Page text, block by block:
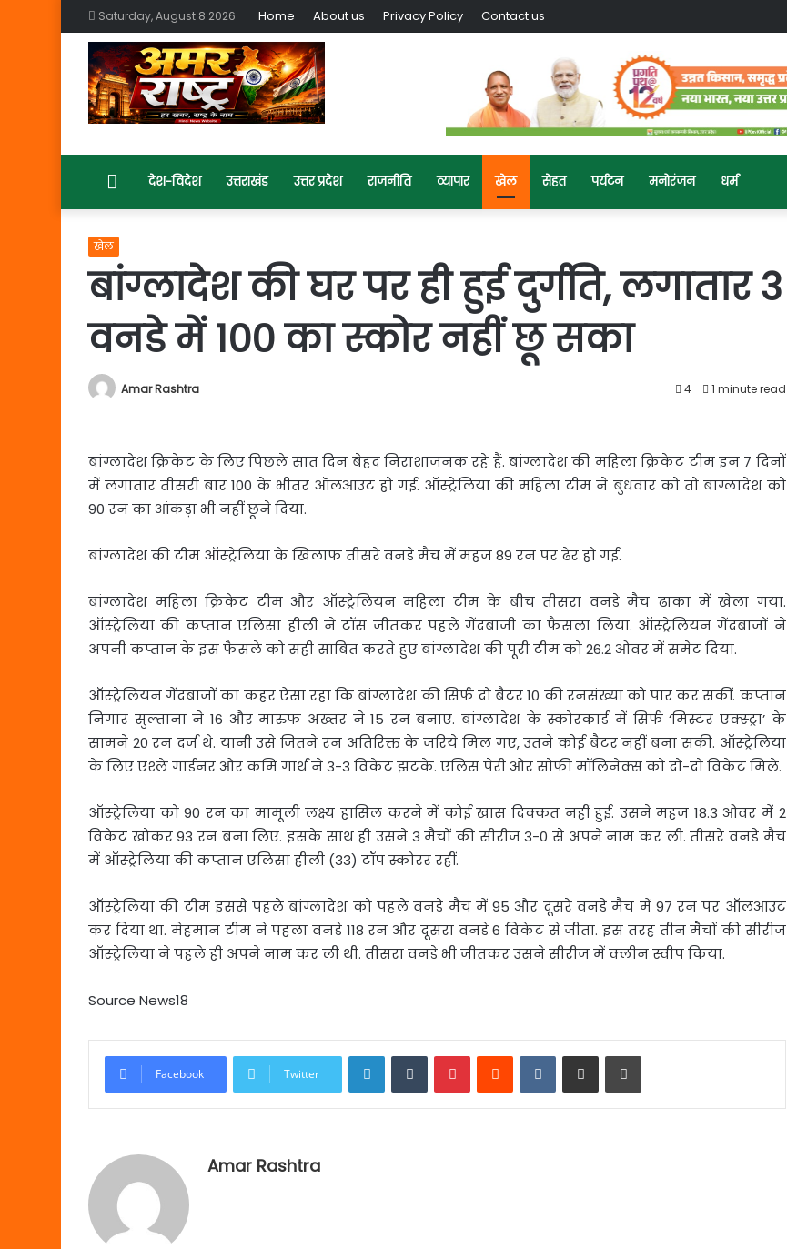
Saturday, August 8 2026 Home About us Privacy Policy Contact us
Homeदेश-विदेश उत्तराखंड उत्तर प्रदेश राजनीति व्यापार खेल सेहत पर्यटन मनोरंजन धर्म
खेल
बांग्लादेश की घर पर ही हुई दुर्गति, लगातार 3
वनडे में 100 का स्कोर नहीं छू सका
Amar Rashtra 4 1 minute read
बांग्लादेश क्रिकेट के लिए पिछले सात दिन बेहद निराशाजनक रहे हैं. बांग्लादेश की महिला क्रिकेट टीम इन 7 दिनों
में लगातार तीसरी बार 100 के भीतर ऑलआउट हो गई. ऑस्ट्रेलिया की महिला टीम ने बुधवार को तो बांग्लादेश को
90 रन का आंकड़ा भी नहीं छूने दिया.
बांग्लादेश की टीम ऑस्ट्रेलिया के खिलाफ तीसरे वनडे मैच में महज 89 रन पर ढेर हो गई.
बांग्लादेश महिला क्रिकेट टीम और ऑस्ट्रेलियन महिला टीम के बीच तीसरा वनडे मैच ढाका में खेला गया.
ऑस्ट्रेलिया की कप्तान एलिसा हीली ने टॉस जीतकर पहले गेंदबाजी का फैसला लिया. ऑस्ट्रेलियन गेंदबाजों ने
अपनी कप्तान के इस फैसले को सही साबित करते हुए बांग्लादेश की पूरी टीम को 26.2 ओवर में समेट दिया.
ऑस्ट्रेलियन गेंदबाजों का कहर ऐसा रहा कि बांग्लादेश की सिर्फ दो बैटर 10 की रनसंख्या को पार कर सकीं. कप्तान
निगार सुल्ताना ने 16 और मारुफ अख्तर ने 15 रन बनाए. बांग्लादेश के स्कोरकार्ड में सिर्फ ‘मिस्टर एक्स्ट्रा’ के
सामने 20 रन दर्ज थे. यानी उसे जितने रन अतिरिक्त के जरिये मिल गए, उतने कोई बैटर नहीं बना सकी. ऑस्ट्रेलिया
के लिए एश्ले गार्डनर और कमि गार्थ ने 3-3 विकेट झटके. एलिस पेरी और सोफी मॉलिनेक्स को दो-दो विकेट मिले.
ऑस्ट्रेलिया को 90 रन का मामूली लक्ष्य हासिल करने में कोई खास दिक्कत नहीं हुई. उसने महज 18.3 ओवर में 2
विकेट खोकर 93 रन बना लिए. इसके साथ ही उसने 3 मैचों की सीरीज 3-0 से अपने नाम कर ली. तीसरे वनडे मैच
में ऑस्ट्रेलिया की कप्तान एलिसा हीली (33) टॉप स्कोरर रहीं.
ऑस्ट्रेलिया की टीम इससे पहले बांग्लादेश को पहले वनडे मैच में 95 और दूसरे वनडे मैच में 97 रन पर ऑलआउट
कर दिया था. मेहमान टीम ने पहला वनडे 118 रन और दूसरा वनडे 6 विकेट से जीता. इस तरह तीन मैचों की सीरीज
ऑस्ट्रेलिया ने पहले ही अपने नाम कर ली थी. तीसरा वनडे भी जीतकर उसने सीरीज में क्लीन स्वीप किया.
Source News18
Facebook Twitter
LinkedInTumblrPinterestReddit VKontakte
Share via Email Print
Amar Rashtra